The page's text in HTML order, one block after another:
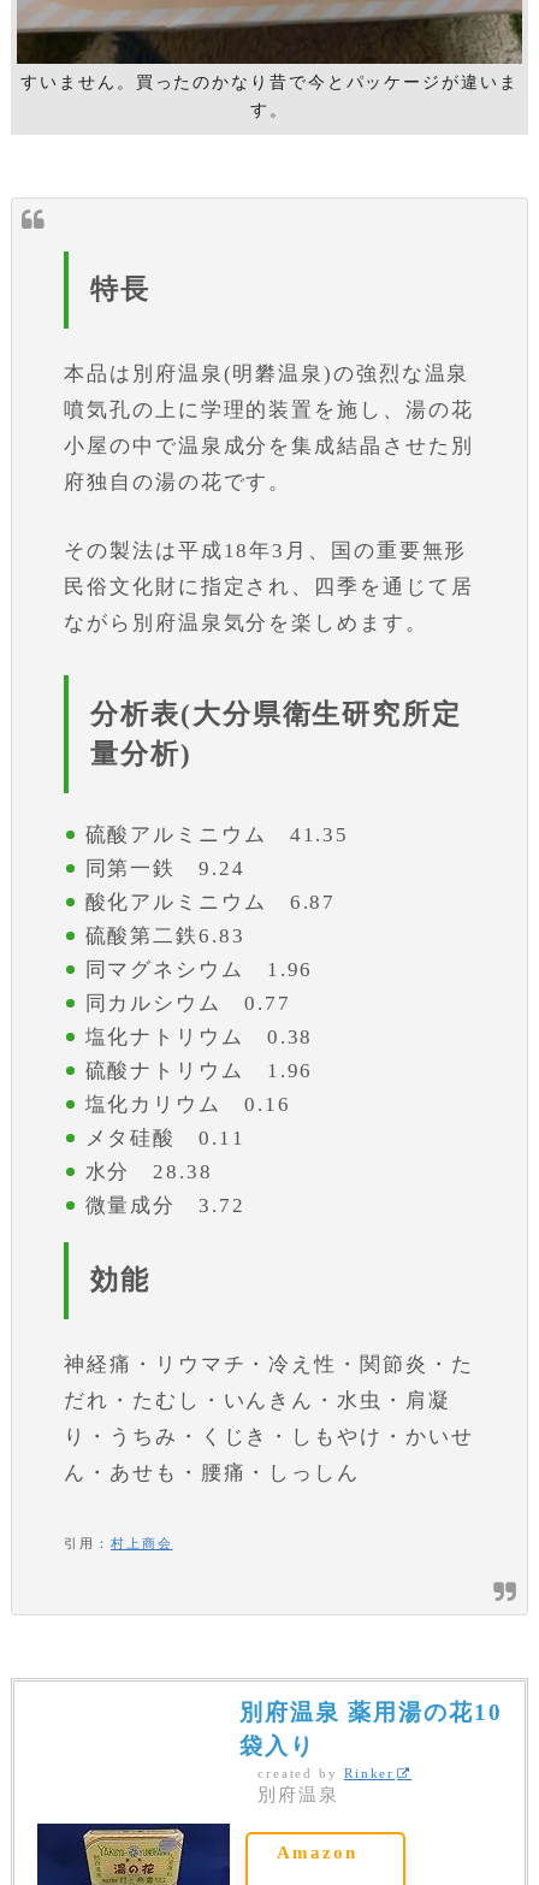
すいません。買ったのかなり昔で今とパッケージが違いま
す。
特長
本品は別府温泉(明礬温泉)の強烈な温泉
噴気孔の上に学理的装置を施し、湯の花
小屋の中で温泉成分を集成結晶させた別
府独自の湯の花です。
その製法は平成18年3月、国の重要無形
民俗文化財に指定され、四季を通じて居
ながら別府温泉気分を楽しめます。
分析表(大分県衛生研究所定
量分析)
硫酸アルミニウム 41.35
同第一鉄 9.24
酸化アルミニウム 6.87
硫酸第二鉄6.83
同マグネシウム 1.96
同カルシウム 0.77
塩化ナトリウム 0.38
硫酸ナトリウム 1.96
塩化カリウム 0.16
メタ硅酸 0.11
水分 28.38
微量成分 3.72
効能
神経痛・リウマチ・冷え性・関節炎・た
だれ・たむし・いんきん・水虫・肩凝
り・うちみ・くじき・しもやけ・かいせ
ん・あせも・腰痛・しっしん
引用： 村上商会
別府温泉 薬用湯の花10
袋入り
created by Rinker
別府温泉
Amazon